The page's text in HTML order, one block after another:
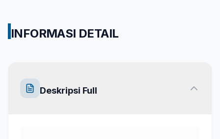
INFORMASI DETAIL
Deskripsi Full